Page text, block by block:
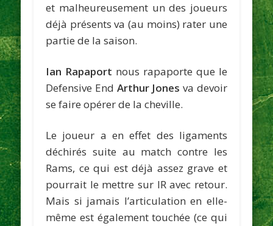
et malheureusement un des joueurs
déjà présents va (au moins) rater une
partie de la saison.
Ian Rapaport nous rapaporte que le
Defensive End Arthur Jones va devoir
se faire opérer de la cheville.
Le joueur a en effet des ligaments
déchirés suite au match contre les
Rams, ce qui est déjà assez grave et
pourrait le mettre sur IR avec retour.
Mais si jamais l’articulation en elle-
même est également touchée (ce qui